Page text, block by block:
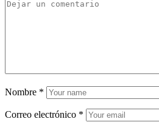
Nombre *
Correo electrónico *